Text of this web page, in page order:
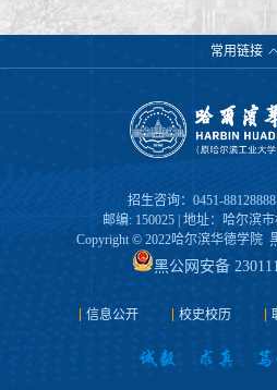
常用链接
招生咨询：0451-
邮编: 150025 | 地址：哈尔滨
Copyright © 2022哈尔滨华德学院
黑公网安备
信息公开 校史校历